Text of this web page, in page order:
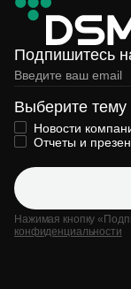
Подпишитесь
Выберите тему
Новости
Отчеты и
Нажимая кнопку
конфиденциальности